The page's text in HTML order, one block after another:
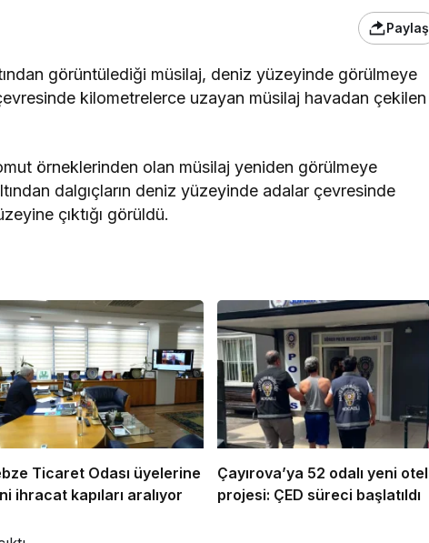
Paylaş
görüntülediği müsilaj, deniz yüzeyinde görülmeye
kilometrelerce uzayan müsilaj havadan çekilen
örneklerinden olan müsilaj yeniden görülmeye
dalgıçların deniz yüzeyinde adalar çevresinde
çıktığı görüldü.
Ticaret Odası üyelerine
ihracat kapıları aralıyor
Çayırova’ya 52 odalı yeni otel
projesi: ÇED süreci başlatıldı